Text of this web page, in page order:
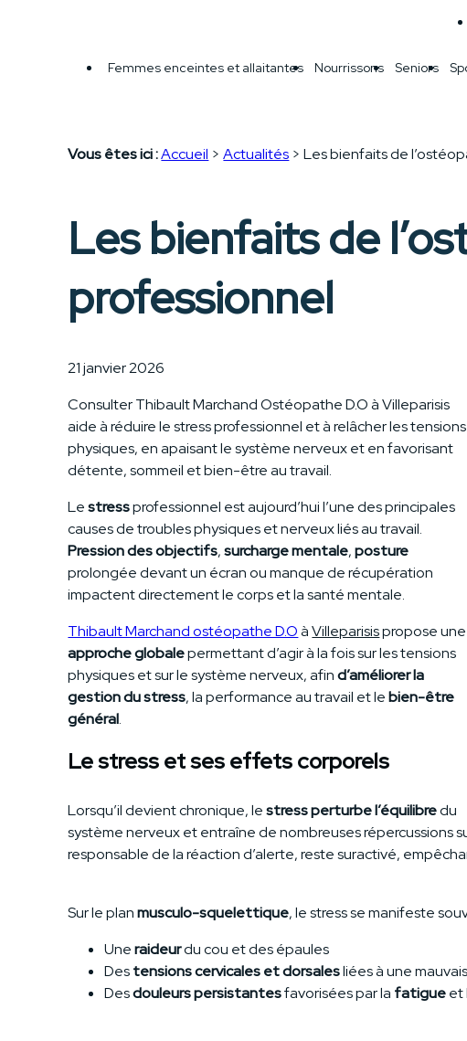
Femmes enceintes et allaitantes Nourrissons Seniors
Vous êtes ici :Accueil >Actualités > Les bienfaits de
Les bienfaits de
professionnel
21 janvier 2026
Consulter Thibault Marchand Ostéopathe D.O à Villeparisis
aide à réduire le stress professionnel et à relâcher les tensions
physiques, en apaisant le système nerveux et en favorisant
détente, sommeil et bien-être au travail.
Lestressprofessionnel est aujourd’hui l’une des principales
causes de troubles physiques et nerveux liés au travail.
Pression des objectifs,surchargementale,posture
prolongée devant un écran ou manque de récupération
impactent directement le corps et la santé mentale.
Thibault Marchand ostéopathe D.OàVilleparisispropose une
approche globalepermettant d’agir à la fois sur les tensions
physiques et sur le système nerveux, afind’améliorer la
gestion du stress, la performance au travail et lebien-être
général.
Le stress et ses effets corporels
Lorsqu’il devient chronique, lestress perturbe l’équilibredu
système nerveux et entraîne de nombreuses répercussions
responsable de la réaction d’alerte, reste suractivé,
Sur le planmusculo-squelettique, le stress se manifeste
Uneraideurdu cou et des épaules
Destensions cervicaleset dorsalesliées à une
Desdouleurs persistantesfavorisées par la fatigueet